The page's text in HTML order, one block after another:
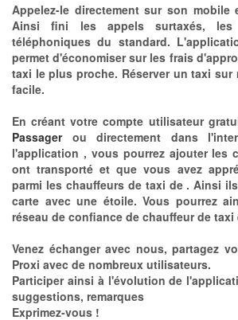
Appelez-le directement sur son mobile
Ainsi fini les appels surtaxés, les
téléphoniques du standard.
permet d'économiser sur les frais
taxi le plus proche. Réserver un taxi sur
facile.
En créant votre compte utilisateur
Passager ou directement dans
l'application , vous pourrez ajouter les
ont transporté et que vous avez
parmi les chauffeurs de taxi de . Ainsi
carte avec une étoile. Vous pourrez
réseau de confiance de chauffeur de taxi
Venez échanger avec nous, partagez
Proxi avec de nombreux utilisateurs.
Participer ainsi à l'évolution de
suggestions, remarques
Exprimez-vous !